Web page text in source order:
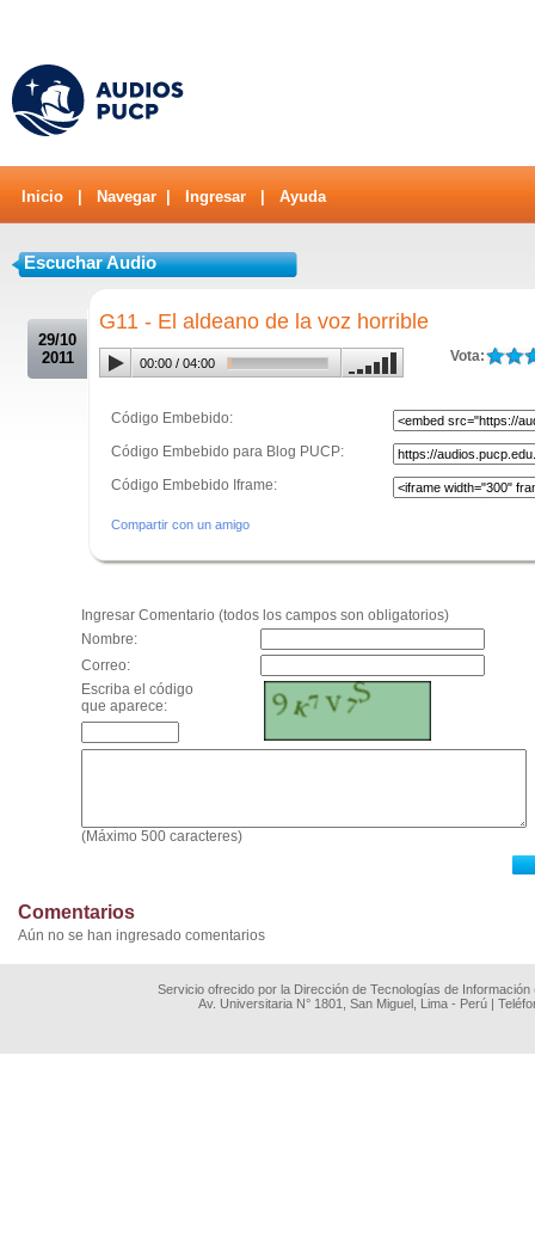
Inicio Navegar Ingresar Ayuda
Escuchar Audio
29/10
2011
G11 - El aldeano de la voz horrible
Vota:
00:00 / 04:00
Código Embebido:
Código Embebido para Blog PUCP:
Código Embebido Iframe:
Compartir con un amigo
Ingresar Comentario (todos los campos son obligatorios)
Nombre:
Correo:
Escriba el código
que aparece:
(Máximo 500 caracteres)
Comentarios
Aún no se han ingresado comentarios
Servicio ofrecido por la Dirección de Tecnologías de
Av. Universitaria N° 1801, San Miguel, Lima - Perú |